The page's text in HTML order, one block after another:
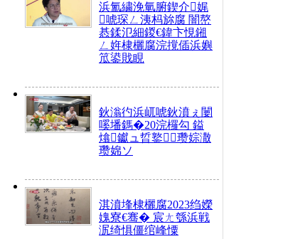
浜氳繍浼氫腑鍥介娓
唬琛ㄥ洟杩旀腐 闇嶅
惎鍒氾細鍐€鍏卞悓鎺
ㄥ姩棣欐腐浣撹偛浜嬩
笟鍙戝睍
鈥滃彴浜屼唬鈥濆ぇ闄
嗘墦鎷�20浣欏勾 鎰
熻钀ュ晢鐜瓒婃潵
瓒婂ソ
淇濆埄棣欐腐2023绉嬫
媿寮€骞� 宸ㄤ綔浜戦
泦绮惧僵绾峰憟